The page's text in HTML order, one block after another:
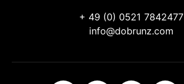
+ 49 (0) 0521 7842477
info@dobrunz.com